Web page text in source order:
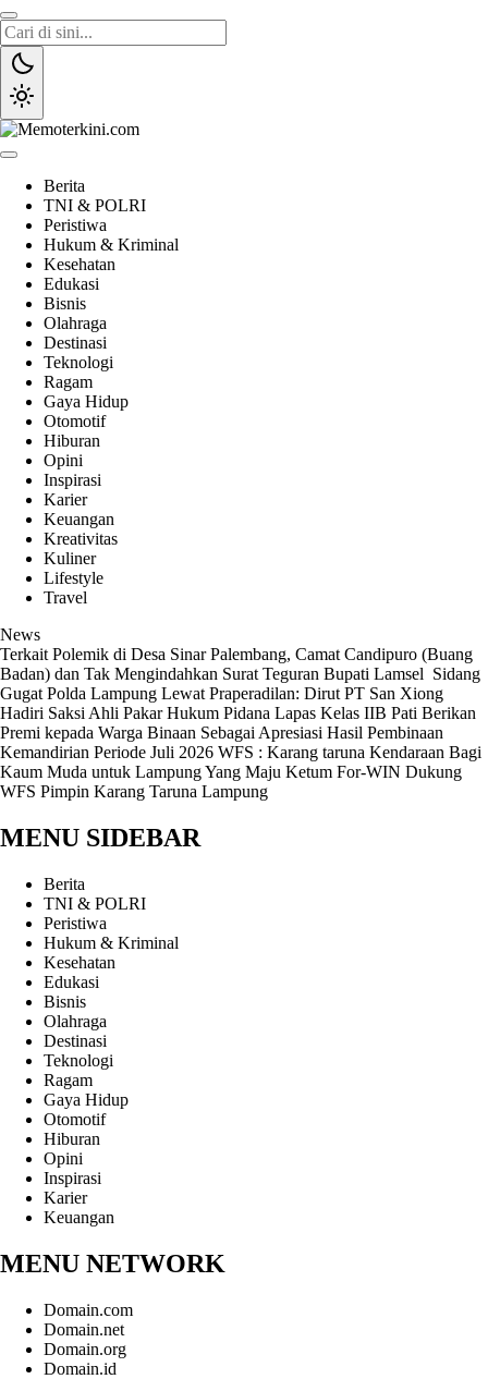
Lewati
ke
konten
Berita
TNI & POLRI
Peristiwa
Hukum & Kriminal
Kesehatan
Edukasi
Bisnis
Olahraga
Destinasi
Teknologi
Ragam
Gaya Hidup
Otomotif
Hiburan
Opini
Inspirasi
Karier
Keuangan
Kreativitas
Kuliner
Lifestyle
Travel
News
Terkait Polemik di Desa Sinar Palembang, Camat Candipuro (Buang
Badan) dan Tak Mengindahkan Surat Teguran Bupati Lamsel ‎ Sidang
Gugat Polda Lampung Lewat Praperadilan: Dirut PT San Xiong
Hadiri Saksi Ahli Pakar Hukum Pidana Lapas Kelas IIB Pati Berikan
Premi kepada Warga Binaan Sebagai Apresiasi Hasil Pembinaan
Kemandirian Periode Juli 2026 WFS : Karang taruna Kendaraan Bagi
Kaum Muda untuk Lampung Yang Maju Ketum For-WIN Dukung
WFS Pimpin Karang Taruna Lampung
MENU SIDEBAR
Berita
TNI & POLRI
Peristiwa
Hukum & Kriminal
Kesehatan
Edukasi
Bisnis
Olahraga
Destinasi
Teknologi
Ragam
Gaya Hidup
Otomotif
Hiburan
Opini
Inspirasi
Karier
Keuangan
MENU NETWORK
Domain.com
Domain.net
Domain.org
Domain.id